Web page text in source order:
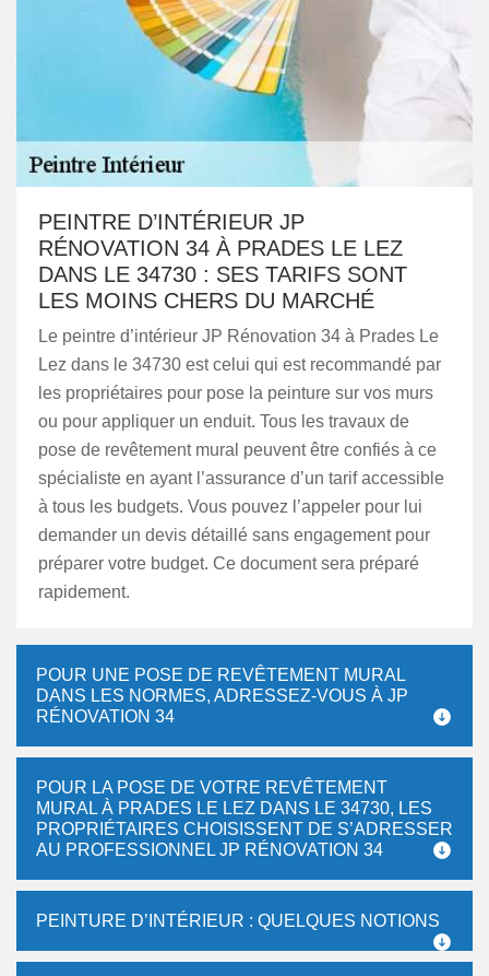
PEINTRE D’INTÉRIEUR JP
RÉNOVATION 34 À PRADES LE LEZ
DANS LE 34730 : SES TARIFS SONT
LES MOINS CHERS DU MARCHÉ
Le peintre d’intérieur JP Rénovation 34 à Prades Le
Lez dans le 34730 est celui qui est recommandé par
les propriétaires pour pose la peinture sur vos murs
ou pour appliquer un enduit. Tous les travaux de
pose de revêtement mural peuvent être confiés à ce
spécialiste en ayant l’assurance d’un tarif accessible
à tous les budgets. Vous pouvez l’appeler pour lui
demander un devis détaillé sans engagement pour
préparer votre budget. Ce document sera préparé
rapidement.
POUR UNE POSE DE REVÊTEMENT MURAL
DANS LES NORMES, ADRESSEZ-VOUS À JP
RÉNOVATION 34
POUR LA POSE DE VOTRE REVÊTEMENT
MURAL À PRADES LE LEZ DANS LE 34730, LES
PROPRIÉTAIRES CHOISISSENT DE S’ADRESSER
AU PROFESSIONNEL JP RÉNOVATION 34
PEINTURE D’INTÉRIEUR : QUELQUES NOTIONS